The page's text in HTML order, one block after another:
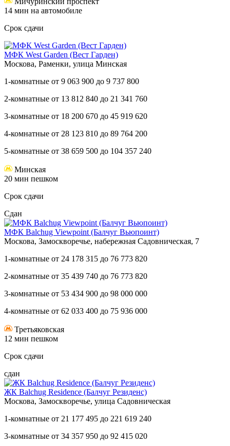
14 мин на автомобиле
Срок сдачи
МФК West Garden (Вест Гарден)
Москова, Раменки, улица Минская
1-комнатные от 9 063 900 до 9 737 800
2-комнатные от 13 812 840 до 21 341 760
3-комнатные от 18 200 670 до 45 919 620
4-комнатные от 28 123 810 до 89 764 200
5-комнатные от 38 659 500 до 104 357 240
Минская
20 мин пешком
Срок сдачи
Сдан
МФК Balchug Viewpoint (Балчуг Вьюпоинт)
Москова, Замоскворечье, набережная Садовническая, 7
1-комнатные от 24 178 315 до 76 773 820
2-комнатные от 35 439 740 до 76 773 820
3-комнатные от 53 434 900 до 98 000 000
4-комнатные от 62 033 400 до 75 936 000
Третьяковская
12 мин пешком
Срок сдачи
сдан
ЖК Balchug Residence (Балчуг Резиденс)
Москова, Замоскворечье, улица Садовническая
1-комнатные от 21 177 495 до 221 619 240
3-комнатные от 34 357 950 до 92 415 020